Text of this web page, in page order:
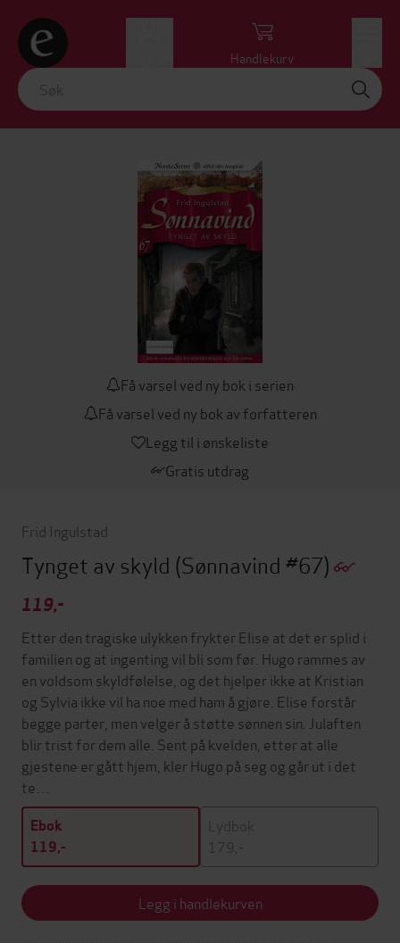
Handlekurv
Få varsel ved ny bok i serien
Få varsel ved ny bok av forfatteren
Legg til i ønskeliste
Gratis utdrag
Frid Ingulstad
Tynget av skyld (Sønnavind #67)
119,-
Etter den tragiske ulykken frykter Elise at det er splid i
familien og at ingenting vil bli som før. Hugo rammes av
en voldsom skyldfølelse, og det hjelper ikke at Kristian
og Sylvia ikke vil ha noe med ham å gjøre. Elise forstår
begge parter, men velger å støtte sønnen sin. Julaften
blir trist for dem alle. Sent på kvelden, etter at alle
gjestene er gått hjem, kler Hugo på seg og går ut i det
te…
Ebok
119,-
Lydbok
179,-
Legg i handlekurven